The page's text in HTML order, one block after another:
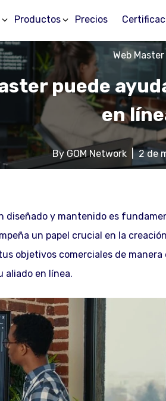
Productos Precios
puede
en
Web Master
ByGOM Network | 2 de
diseñado y mantenido es
un papel crucial en la
objetivos comerciales de
aliado en línea.